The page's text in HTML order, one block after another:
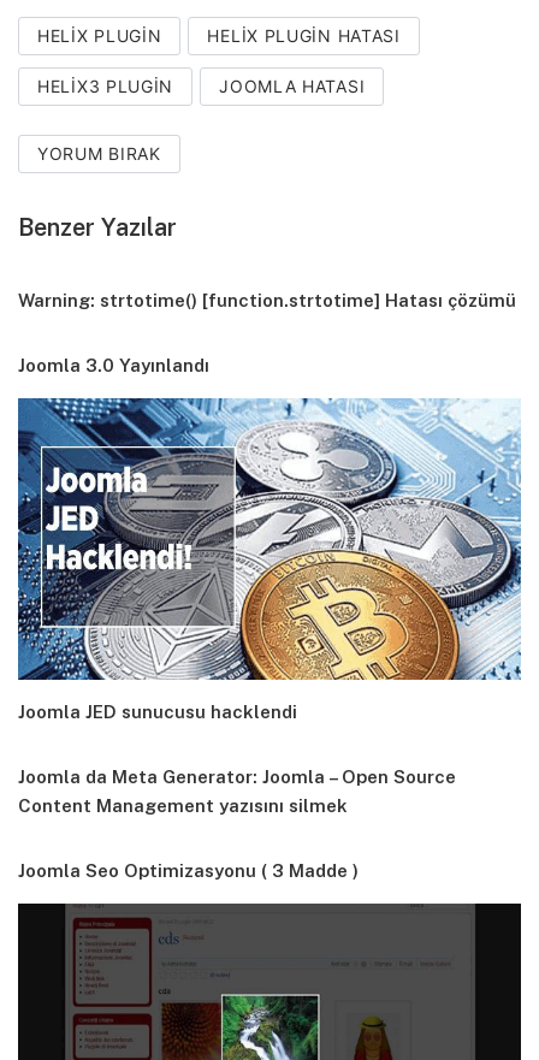
HELIX PLUGIN HELIX PLUGIN HATASI
HELIX3 PLUGIN JOOMLA HATASI
YORUM BIRAK
Benzer Yazılar
Warning: strtotime() [function.strtotime] Hatası çözümü
Joomla 3.0 Yayınlandı
Joomla JED sunucusu hacklendi
Joomla da Meta Generator: Joomla – Open Source
Content Management yazısını silmek
Joomla Seo Optimizasyonu ( 3 Madde )